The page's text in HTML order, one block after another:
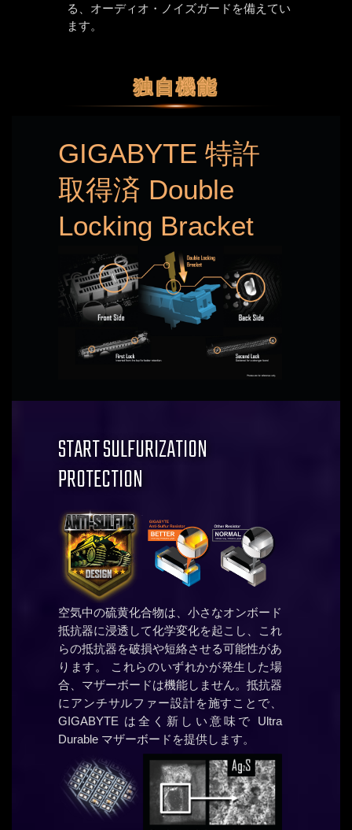
る、オーディオ・ノイズガードを備えてい
ます。
独自機能
GIGABYTE 特許
取得済 Double
Locking Bracket
START SULFURIZATION
PROTECTION
空気中の硫黄化合物は、小さなオンボード
抵抗器に浸透して化学変化を起こし、これ
らの抵抗器を破損や短絡させる可能性があ
ります。 これらのいずれかが発生した場
合、マザーボードは機能しません。抵抗器
にアンチサルファー設計を施すことで、
GIGABYTE は全く新しい意味で Ultra
Durable マザーボードを提供します。